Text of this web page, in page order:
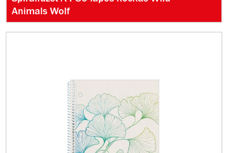
Animals Wolf